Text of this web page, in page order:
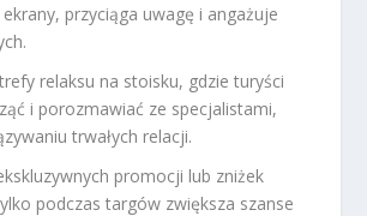
przyciąga uwagę i angażuje
relaksu na stoisku, gdzie turyści
i porozmawiać ze specjalistami,
trwałych relacji.
promocji lub zniżek
podczas targów zwiększa szanse